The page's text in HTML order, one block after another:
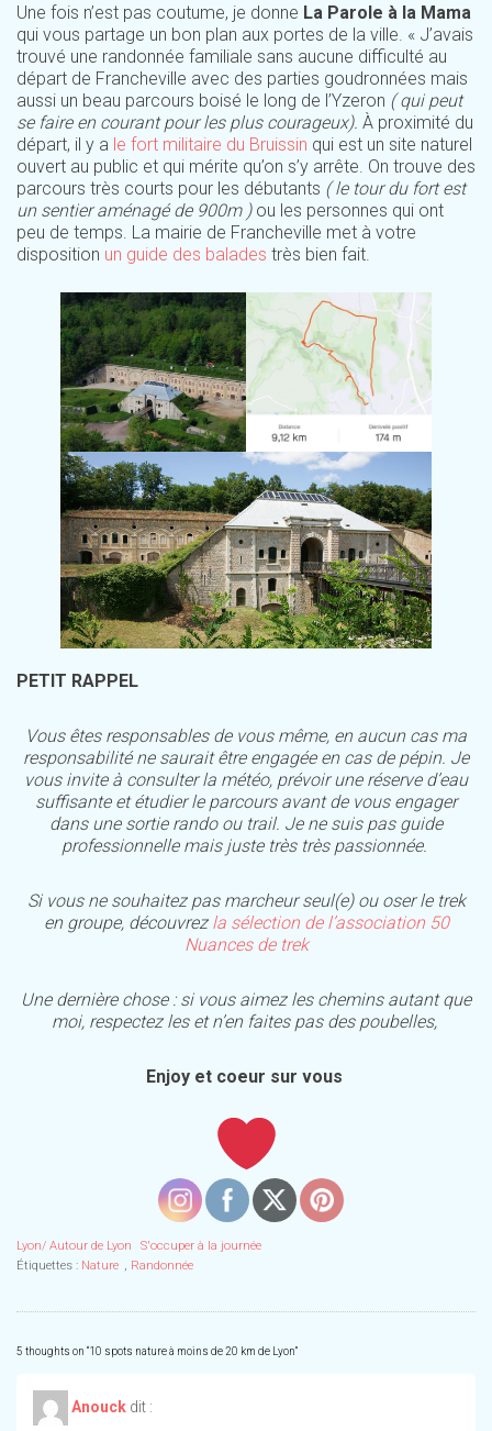
Une fois n’est pas coutume, je donne La Parole à la Mama
qui vous partage un bon plan aux portes de la ville. « J’avais
trouvé une randonnée familiale sans aucune difficulté au
départ de Francheville avec des parties goudronnées mais
aussi un beau parcours boisé le long de l’Yzeron ( qui peut
se faire en courant pour les plus courageux). À proximité du
départ, il y a le fort militaire du Bruissin qui est un site naturel
ouvert au public et qui mérite qu’on s’y arrête. On trouve des
parcours très courts pour les débutants ( le tour du fort est
un sentier aménagé de 900m )ou les personnes qui ont
peu de temps. La mairie de Francheville met à votre
disposition un guide des balades très bien fait.
PETIT RAPPEL
Vous êtes responsables de vous même, en aucun cas ma
responsabilité ne saurait être engagée en cas de pépin. Je
vous invite à consulter la météo, prévoir une réserve d’eau
suffisante et étudier le parcours avant de vous engager
dans une sortie rando ou trail. Je ne suis pas guide
professionnelle mais juste très très passionnée.
Si vous ne souhaitez pas marcheur seul(e) ou oser le trek
en groupe, découvrez la sélection de l’association 50
Nuances de trek
Une dernière chose : si vous aimez les chemins autant que
moi, respectez les et n’en faites pas des poubelles,
Enjoy et coeur sur vous
Lyon/ Autour de Lyon
S'occuper à la journée
Étiquettes : Nature , Randonnée
5 thoughts on “10 spots nature à moins de 20 km de Lyon”
Anouck dit :